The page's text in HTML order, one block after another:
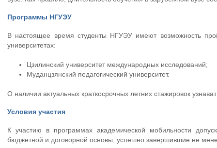
Программы НГУЭУ
В настоящее время студенты НГУЭУ имеют возможность
университетах:
Цзилинский университет международных исследований;
Муданцзянский педагогический университет.
О наличии актуальных краткосрочных летних стажировок
Условия участия
К участию в программах академической мобильности
бюджетной и договорной основы, успешно завершившие не